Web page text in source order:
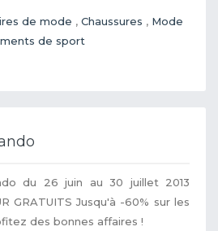
de mode , Chaussures , Mode
de sport
du 26 juin au 30 juillet 2013
GRATUITS Jusqu'à -60% sur les
des bonnes affaires !